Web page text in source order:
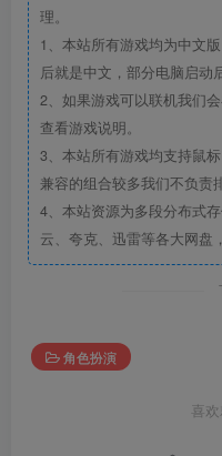
理。
1、本站所有游戏均为中文
后就是中文，部分电脑启动
2、如果游戏可以联机我们
查看游戏说明。
3、本站所有游戏均支持鼠
兼容的组合较多我们不负责
4、本站资源为多段分布式
云、夸克、迅雷等各大网盘
角色扮演
喜